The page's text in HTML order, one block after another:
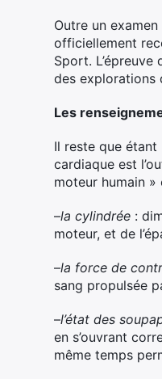
Outre un
officiellement
Sport.
des explorations
Les
Il reste que étant
cardiaque est
moteur humain »
–la cylindrée :
moteur, et de
–la force de
sang propulsée
–l’état des
en s’ouvrant
même temps